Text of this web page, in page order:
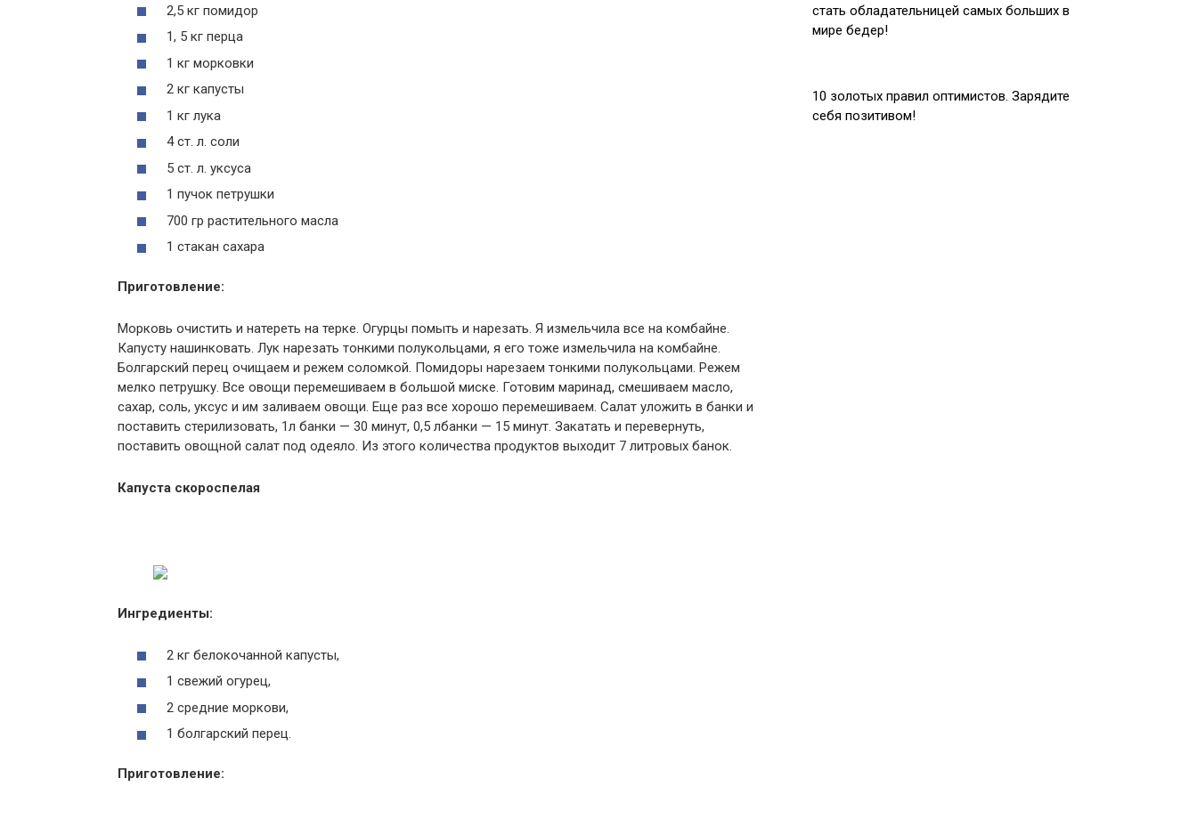
2,5 кг помидор
1, 5 кг перца
1 кг морковки
2 кг капусты
1 кг лука
4 ст. л. соли
5 ст. л. уксуса
1 пучок петрушки
700 гр растительного масла
1 стакан сахара
Приготовление:
Морковь очистить и натереть на терке. Огурцы помыть и нарезать. Я измельчила все на комбайне.
Капусту нашинковать. Лук нарезать тонкими полукольцами, я его тоже измельчила на комбайне.
Болгарский перец очищаем и режем соломкой. Помидоры нарезаем тонкими полукольцами. Режем
мелко петрушку. Все овощи перемешиваем в большой миске. Готовим маринад, смешиваем масло,
сахар, соль, уксус и им заливаем овощи. Еще раз все хорошо перемешиваем. Салат уложить в банки и
поставить стерилизовать, 1л банки — 30 минут, 0,5 лбанки — 15 минут. Закатать и перевернуть,
поставить овощной салат под одеяло. Из этого количества продуктов выходит 7 литровых банок.
Капуста скороспелая
Ингредиенты:
2 кг белокочанной капусты,
1 свежий огурец,
2 средние моркови,
1 болгарский перец.
Приготовление:
стать обладательницей самых больших в
мире бедер!
10 золотых правил оптимистов. Зарядите
себя позитивом!